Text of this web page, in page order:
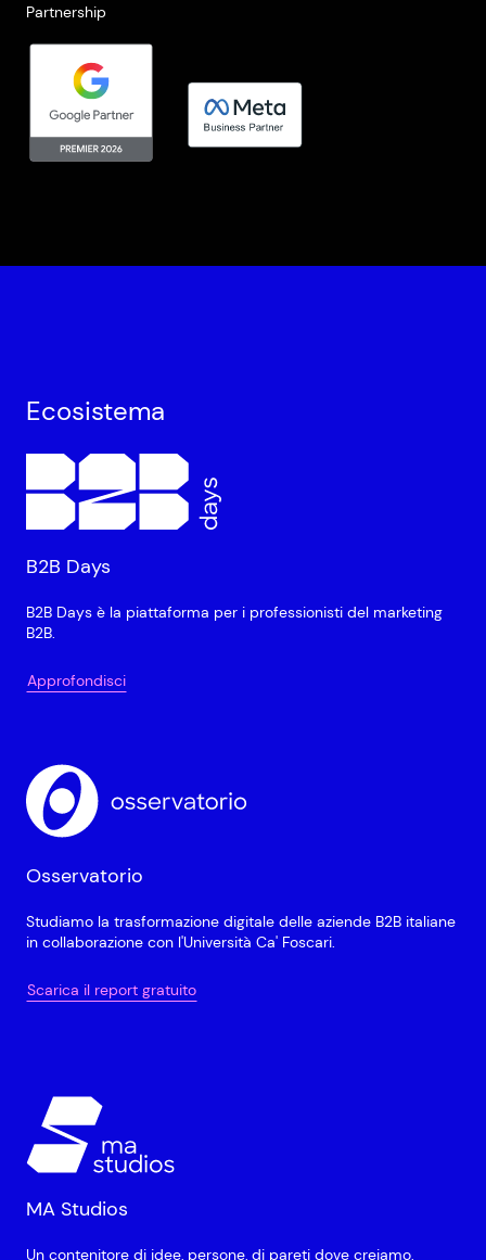
Partnership
Ecosistema
B2B Days
B2B Days è la piattaforma per i professionisti del marketing
B2B.
Approfondisci
Osservatorio
Studiamo la trasformazione digitale delle aziende B2B italiane
in collaborazione con l'Università Ca' Foscari.
Scarica il report gratuito
MA Studios
Un contenitore di idee, persone, di pareti dove creiamo,